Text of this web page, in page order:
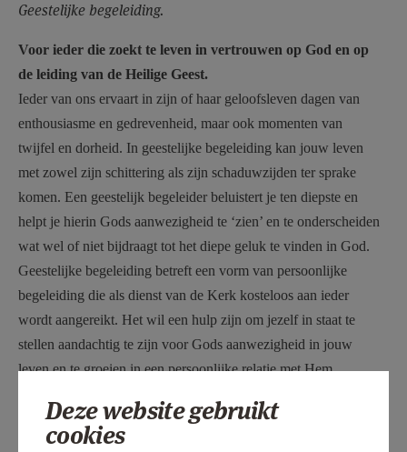
Geestelijke begeleiding.
Voor ieder die zoekt te leven in vertrouwen op God en op
de leiding van de Heilige Geest.
Ieder van ons ervaart in zijn of haar geloofsleven dagen van
enthousiasme en gedrevenheid, maar ook momenten van
twijfel en dorheid. In geestelijke begeleiding kan jouw leven
met zowel zijn schittering als zijn schaduwzijden ter sprake
komen. Een geestelijk begeleider beluistert je ten diepste en
helpt je hierin Gods aanwezigheid te ‘zien’ en te onderscheiden
wat wel of niet bijdraagt tot het diepe geluk te vinden in God.
Geestelijke begeleiding betreft een vorm van persoonlijke
begeleiding die als dienst van de Kerk kosteloos aan ieder
wordt aangereikt. Het wil een hulp zijn om jezelf in staat te
stellen aandachtig te zijn voor Gods aanwezigheid in jouw
leven en te groeien in een persoonlijke relatie met Hem.
contacteren, ga naar
www.bisdomhasselt.be/geestelijkebegeleiding
Deze website gebruikt
cookies